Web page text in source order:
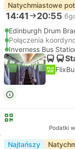
Natychmiastowe
14:41 20:55
Edinburgh Drum
Połączenia
Inverness Bus
Podatki
Najtańszy